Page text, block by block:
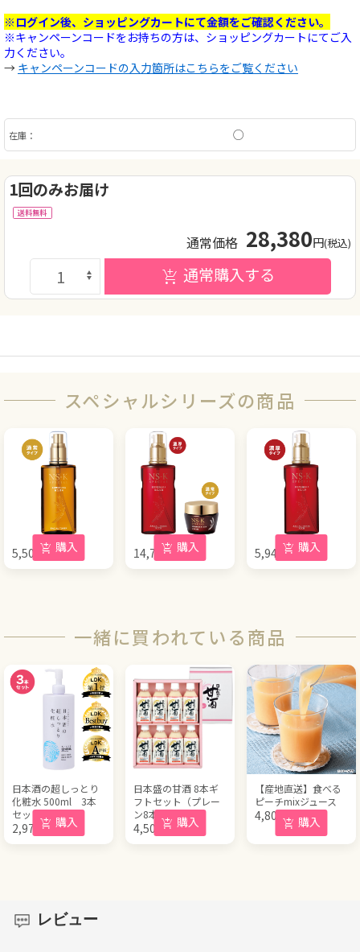
※ログイン後、ショッピングカートにて金額をご確認ください。
※キャンペーンコードをお持ちの方は、ショッピングカートにてご入
力ください。
→ キャンペーンコードの入力箇所はこちらをご覧ください
在庫： ○
1回のみお届け
送料無料
通常価格 28,380円(税込)
通常購入する
スペシャルシリーズの商品
5,500 円 (税込)
購入 14,740円(税込)
購入 5,940 円 (税込)
購入
一緒に買われている商品
日本酒の超しっとり
化粧水 500ml 3本
セット
2,970 円 (税込)
購入
日本盛の甘酒 8本ギ
フトセット（プレー
ン8本）
4,500 円 (税込)
購入
【産地直送】食べる
ピーチmixジュース
4,800円 (税込)
購入
レビュー